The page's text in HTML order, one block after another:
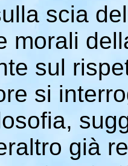
scia
morali
sul
si
già